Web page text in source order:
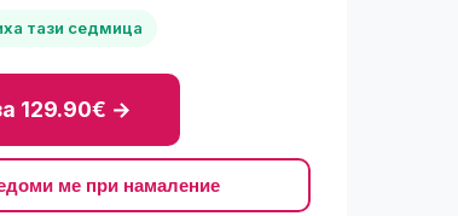
тази седмица
129.90€ →
ме при намаление